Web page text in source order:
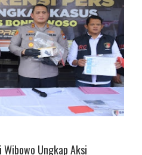
Wibowo Ungkap Aksi